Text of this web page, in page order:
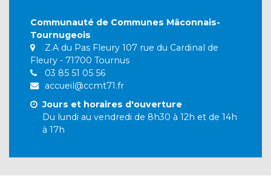
Communauté de Communes Mâconnais-
Tournugeois
Z.A du Pas Fleury 107 rue du Cardinal de
Fleury - 71700 Tournus
03 85 51 05 56
accueil@ccmt71.fr
Jours et horaires d'ouverture
Du lundi au vendredi de 8h30 à 12h et de 14h
à 17h